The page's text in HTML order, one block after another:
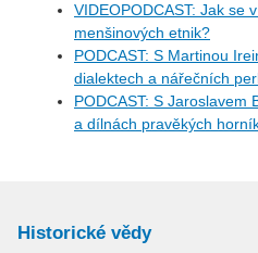
VIDEOPODCAST: Jak se
menšinových etnik?
PODCAST: S Martinou
dialektech a nářečních
PODCAST: S
a dílnách pravěkých
Historické vědy